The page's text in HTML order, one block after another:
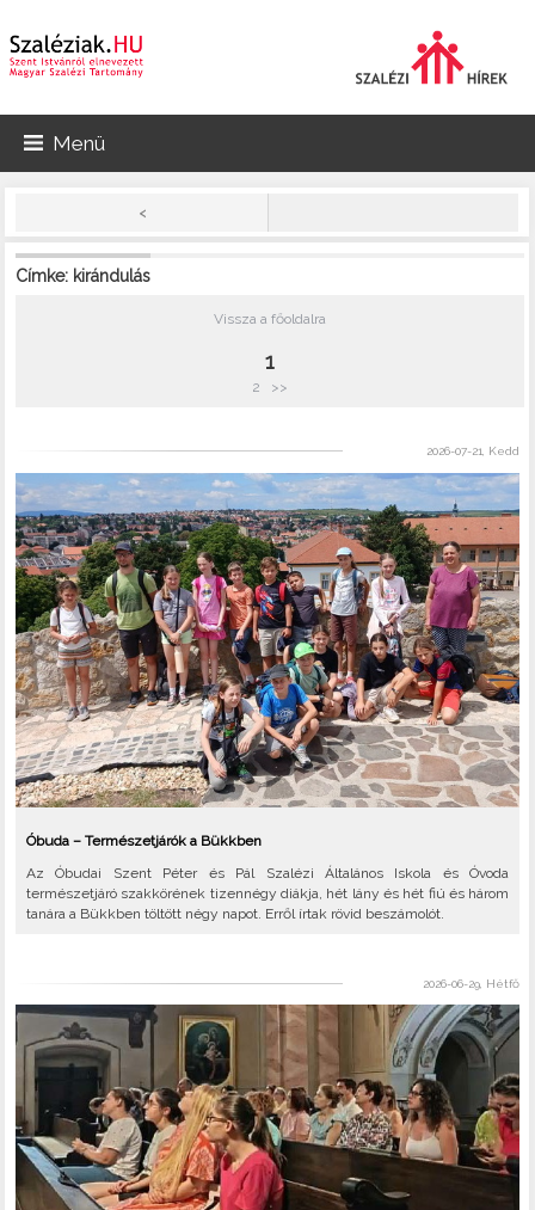
Menü
<
Címke: kirándulás
Vissza a főoldalra
1
2 >>
2026-07-21, Kedd
Óbuda – Természetjárók a Bükkben
Az Óbudai Szent Péter és Pál Szalézi Általános Iskola és Óvoda
természetjáró szakkörének tizennégy diákja, hét lány és hét fiú és három
tanára a Bükkben töltött négy napot. Erről írtak rövid beszámolót.
2026-06-29, Hétfő